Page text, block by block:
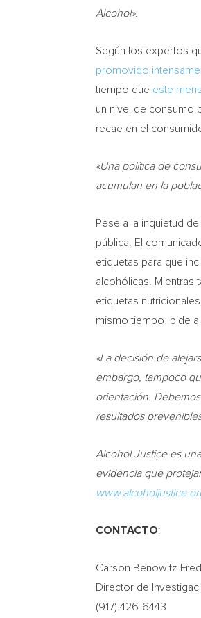
Alcohol».
Según los expertos
promovido
tiempo que este
un nivel de consumo
recae en el
«Una política de
acumulan en la
Pese a la inquietud
pública. El
etiquetas para que
alcohólicas. Mientras
etiquetas
mismo tiempo, pide a
«La decisión de
embargo, tampoco
orientación.
resultados
Alcohol Justice es
evidencia que
CONTACTO:
Carson Benowitz-
Director de
(917) 426-6443